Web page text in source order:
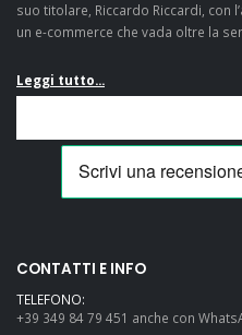
suo titolare, Riccardo Riccardi, con
un e-commerce che vada oltre la
Leggi tutto...
CONTATTI E INFO
TELEFONO:
+39 349 84 79 451 anche con